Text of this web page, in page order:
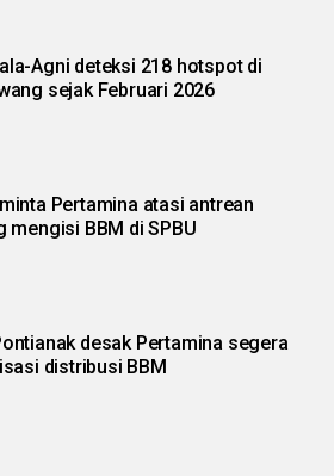
Agni deteksi 218 hotspot di
sejak Februari 2026
Pertamina atasi antrean
mengisi BBM di SPBU
desak Pertamina segera
distribusi BBM